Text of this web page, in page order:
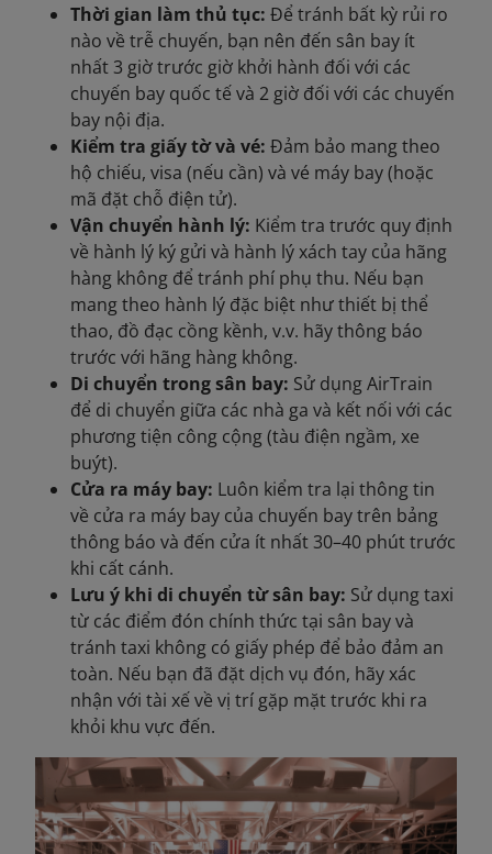
Thời gian làm thủ tục: Để tránh bất kỳ rủi ro
nào về trễ chuyến, bạn nên đến sân bay ít
nhất 3 giờ trước giờ khởi hành đối với các
chuyến bay quốc tế và 2 giờ đối với các chuyến
bay nội địa.
Kiểm tra giấy tờ và vé: Đảm bảo mang theo
hộ chiếu, visa (nếu cần) và vé máy bay (hoặc
mã đặt chỗ điện tử).
Vận chuyển hành lý: Kiểm tra trước quy định
về hành lý ký gửi và hành lý xách tay của hãng
hàng không để tránh phí phụ thu. Nếu bạn
mang theo hành lý đặc biệt như thiết bị thể
thao, đồ đạc cồng kềnh, v.v. hãy thông báo
trước với hãng hàng không.
Di chuyển trong sân bay: Sử dụng AirTrain
để di chuyển giữa các nhà ga và kết nối với các
phương tiện công cộng (tàu điện ngầm, xe
buýt).
Cửa ra máy bay: Luôn kiểm tra lại thông tin
về cửa ra máy bay của chuyến bay trên bảng
thông báo và đến cửa ít nhất 30–40 phút trước
khi cất cánh.
Lưu ý khi di chuyển từ sân bay: Sử dụng taxi
từ các điểm đón chính thức tại sân bay và
tránh taxi không có giấy phép để bảo đảm an
toàn. Nếu bạn đã đặt dịch vụ đón, hãy xác
nhận với tài xế về vị trí gặp mặt trước khi ra
khỏi khu vực đến.